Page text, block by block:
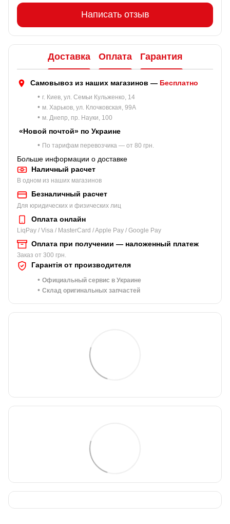
Написать отзыв
Доставка Оплата Гарантия
Самовывоз из наших магазинов — Бесплатно
• г. Киев, ул. Семьи Кульженко, 14
• м. Харьков, ул. Клочковская, 99A
• м. Днепр, пр. Науки, 100
«Новой почтой» по Украине
• По тарифам перевозчика — от 80 грн.
Больше информации о доставке
Наличный расчет
В одном из наших магазинов
Безналичный расчет
Для юридических и физических лиц
Оплата онлайн
LiqPay / Visa / MasterCard / Apple Pay / Google Pay
Оплата при получении — наложенный платеж
Заказ от 300 грн.
Гарантія от производителя
• Официальный сервис в Украине
• Склад оригинальных запчастей